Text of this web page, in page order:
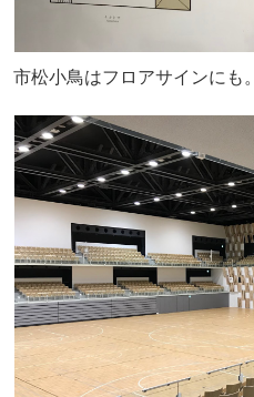
市松小鳥はフロアサインにも。